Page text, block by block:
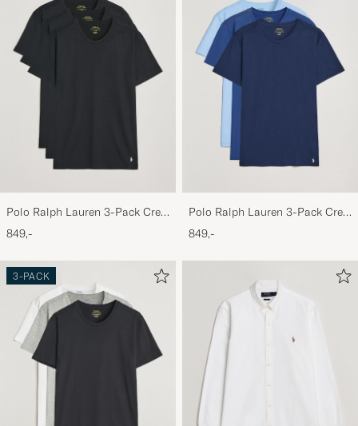
Polo Ralph Lauren 3-Pack Crew
Neck T-Shirt Black
849,-
Polo Ralph Lauren 3-Pack Crew
Neck T-Shirt Navy/Light
Navy/Elite Blue
849,-
3-PACK